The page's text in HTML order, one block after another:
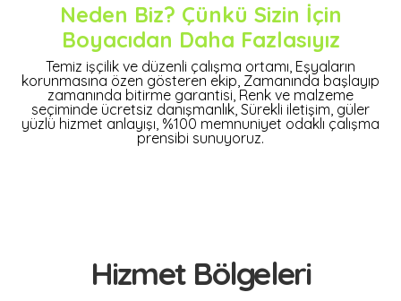
Neden Biz? Çünkü Sizin İçin
Boyacıdan Daha Fazlasıyız
Temiz işçilik ve düzenli çalışma ortamı, Eşyaların
korunmasına özen gösteren ekip, Zamanında başlayıp
zamanında bitirme garantisi, Renk ve malzeme
seçiminde ücretsiz danışmanlık, Sürekli iletişim, güler
yüzlü hizmet anlayışı, %100 memnuniyet odaklı çalışma
prensibi sunuyoruz.
Hizmet Bölgeleri